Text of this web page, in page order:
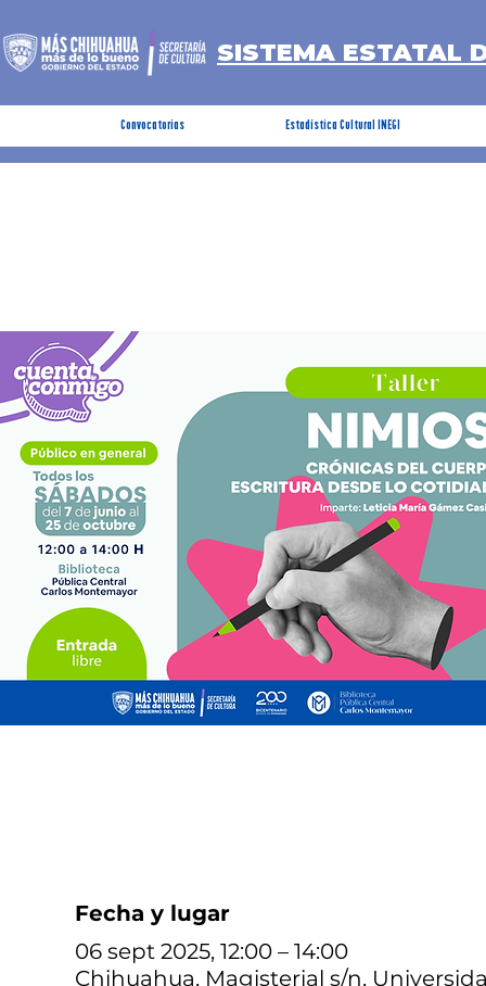
SISTEMA ESTATAL
Convocatorias Estadística Cultural INEGI
Fecha y lugar
06 sept 2025, 12:00 – 14:00
Chihuahua, Magisterial s/n,